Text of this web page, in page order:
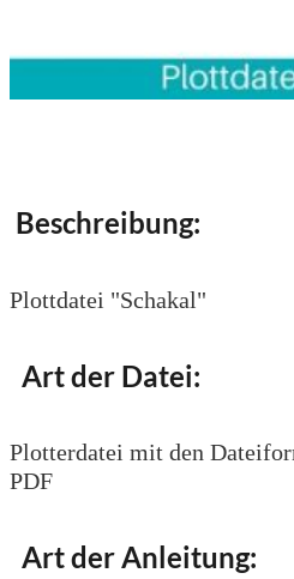
Beschreibung:
Plottdatei "Schakal"
Art der Datei:
Plotterdatei mit den
PDF
Art der Anleitung: